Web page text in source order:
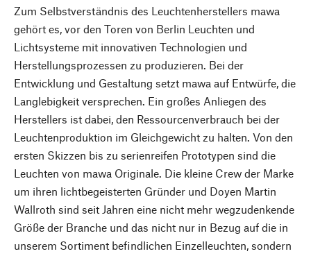
Zum Selbstverständnis des Leuchtenherstellers mawa
gehört es, vor den Toren von Berlin Leuchten und
Lichtsysteme mit innovativen Technologien und
Herstellungsprozessen zu produzieren. Bei der
Entwicklung und Gestaltung setzt mawa auf Entwürfe, die
Langlebigkeit versprechen. Ein großes Anliegen des
Herstellers ist dabei, den Ressourcenverbrauch bei der
Leuchtenproduktion im Gleichgewicht zu halten. Von den
ersten Skizzen bis zu serienreifen Prototypen sind die
Leuchten von mawa Originale. Die kleine Crew der Marke
um ihren lichtbegeisterten Gründer und Doyen Martin
Wallroth sind seit Jahren eine nicht mehr wegzudenkende
Größe der Branche und das nicht nur in Bezug auf die in
unserem Sortiment befindlichen Einzelleuchten, sondern